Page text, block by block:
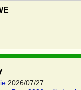
2026/07/27